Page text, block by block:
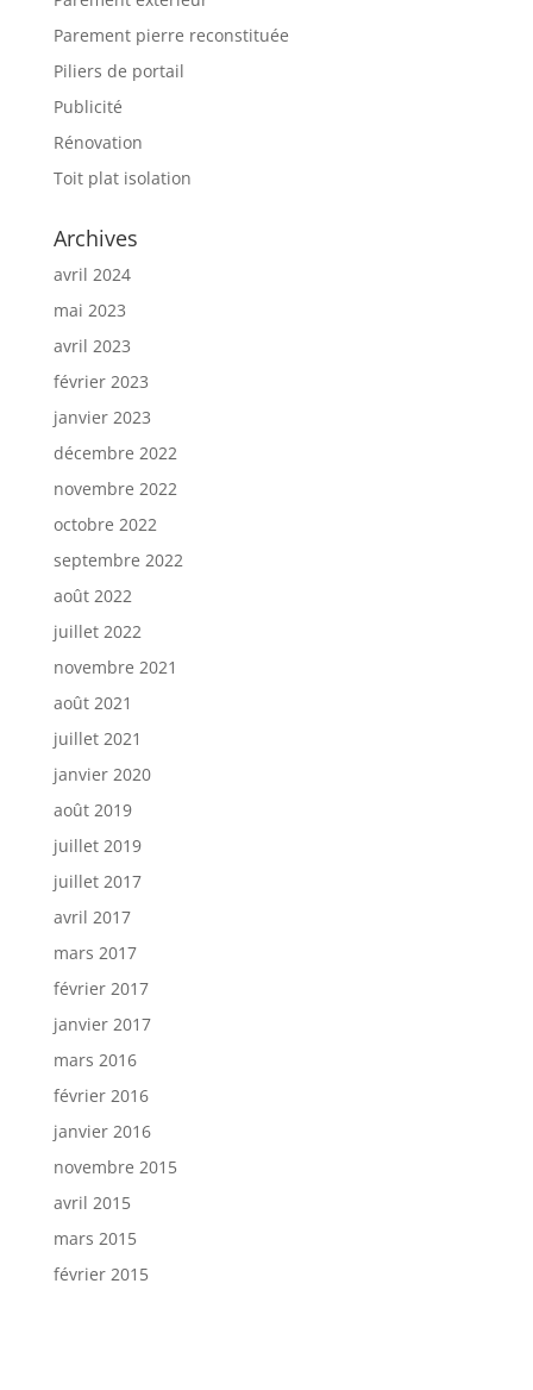
Parement pierre reconstituée
Piliers de portail
Publicité
Rénovation
Toit plat isolation
Archives
avril 2024
mai 2023
avril 2023
février 2023
janvier 2023
décembre 2022
novembre 2022
octobre 2022
septembre 2022
août 2022
juillet 2022
novembre 2021
août 2021
juillet 2021
janvier 2020
août 2019
juillet 2019
juillet 2017
avril 2017
mars 2017
février 2017
janvier 2017
mars 2016
février 2016
janvier 2016
novembre 2015
avril 2015
mars 2015
février 2015